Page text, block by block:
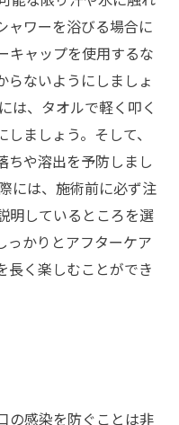
ャワーを浴びる場合に
キャップを使用するな
らないようにしましょ
は、タオルで軽く叩く
ましょう。そして、
ちや溶出を予防しまし
には、施術前に必ず注
明しているところを選
っかりとアフターケア
長く楽しむことができ
の感染を防ぐことは非